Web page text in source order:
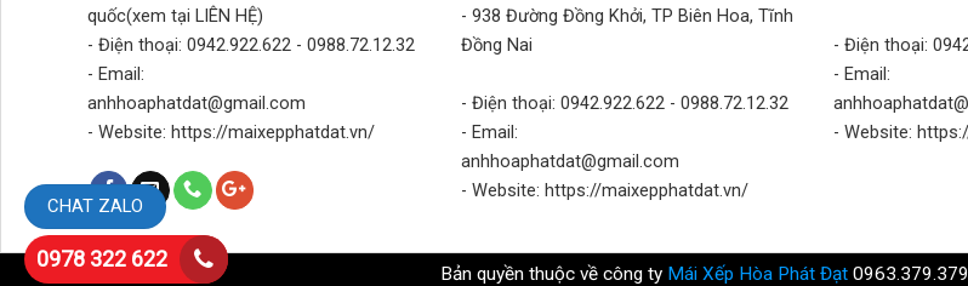
quốc(xem tại LIÊN HỆ)
- Điện thoại: 0942.922.622 - 0988.72.12.32
- Email:
anhhoaphatdat@gmail.com
- Website: https://maixepphatdat.vn/
- 938 Đường Đồng Khởi, TP Biên Hoa, Tĩnh
Đồng Nai
- Điện thoại: 0942.922.622 - 0988.72.12.32
- Email:
anhhoaphatdat@gmail.com
- Website: https://maixepphatdat.vn/
- Điện thoại:
- Email:
- Website:
Bản quyền thuộc về công ty Mái Xếp Hòa Phát Đạt0963.379.379
CHAT ZALO
0978 322 622